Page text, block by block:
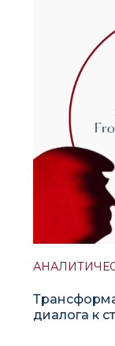
центре ее
диалога к